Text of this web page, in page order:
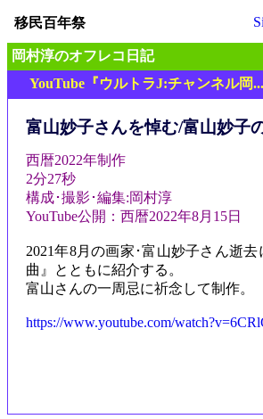
移民百年祭
岡村淳のオフレコ日記
YouTube『ウルトラJ:チャンネル岡...
富山妙子さんを悼む/富山妙子
西暦2022年制作
2分27秒
構成･撮影･編集:岡村淳
YouTube公開：西暦2022年8月15日
2021年8月の画家･富山妙子さん逝
曲』とともに紹介する。
富山さんの一周忌に祈念して制作。
https://www.youtube.com/